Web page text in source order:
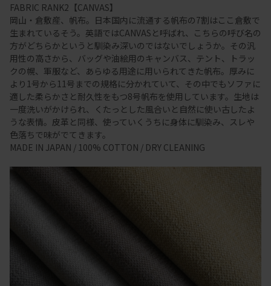
FABRIC RANK2【CANVAS】
岡山・倉敷産、帆布。日本国内に流通する帆布の7割はここ倉敷で
生まれているそう。英語ではCANVASと呼ばれ、こちらの呼び名の
方がどちらかというと馴染み深いのではないでしょうか。その汎
用性の高さから、バッグや油絵用のキャンバス、テント、トラッ
クの幌、軍服など、あらゆる用途に用いられてきた帆布。厚みに
より1号から11号までの規格に分かれていて、その中でもソファに
適した柔らかさと耐久性をもつ8号帆布を使用しています。生地は
一度洗いがかけられ、くたっとした風合いと自然に使い古したよ
うな表情。皮革と同様、使っていくうちに身体に馴染み、スレや
色落ちで味がでてきます。
MADE IN JAPAN / 100% COTTON / DRY CLEANING